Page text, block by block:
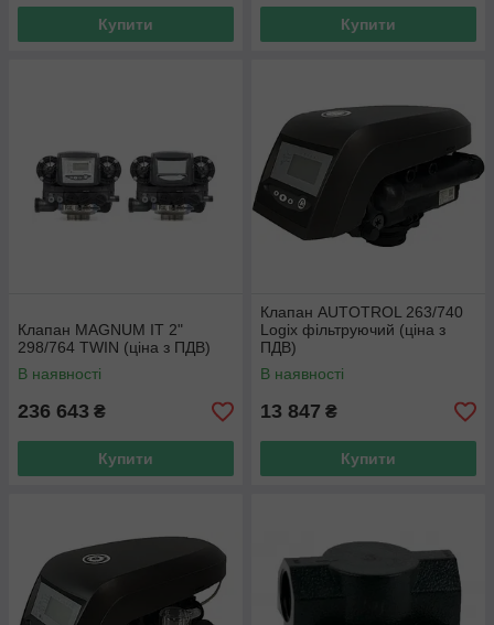
Купити Купити
Клапан MAGNUM IT 2"
298/764 TWIN (ціна з ПДВ)
В наявності
236 643 ₴
Купити
Клапан AUTOTROL 263/740
Logix фільтруючий (ціна з
ПДВ)
В наявності
13 847 ₴
Купити